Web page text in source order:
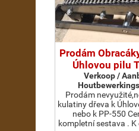
Prodám
Úhlovou pilu
Verkoop /
Prodám
kulatiny dřeva k
nebo k PP-550
kompletní sestava . K